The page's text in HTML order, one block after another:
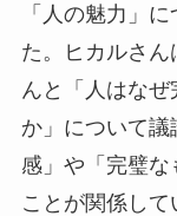
「人の魅力」
た。ヒカルさん
んと「人はな
か」について
感」や「完璧な
ことが関係して